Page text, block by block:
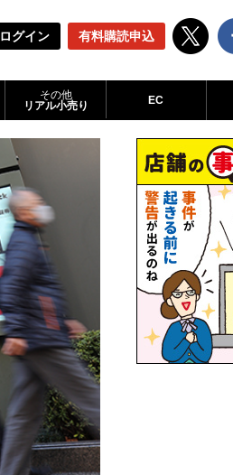
ログイン 有料購読申込
その他
リアル小売り
EC